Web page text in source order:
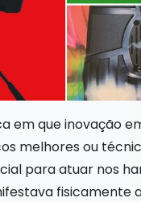
em que inovação
melhores ou
para atuar nos
fisicamente